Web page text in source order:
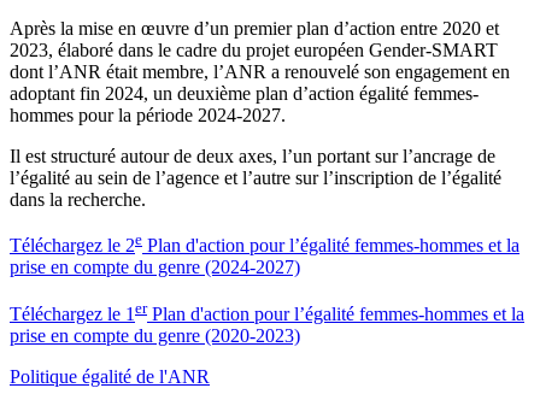
Après la mise en œuvre d’un premier plan d’action entre 2020 et
2023, élaboré dans le cadre du projet européen Gender-SMART
dont l’ANR était membre, l’ANR a renouvelé son engagement en
adoptant fin 2024, un deuxième plan d’action égalité femmes-
hommes pour la période 2024-2027.
Il est structuré autour de deux axes, l’un portant sur l’ancrage de
l’égalité au sein de l’agence et l’autre sur l’inscription de l’égalité
dans la recherche.
Téléchargez le 2e Plan d'action pour l’égalité femmes-hommes et la
prise en compte du genre (2024-2027)
Téléchargez le 1 erPlan d'action pour l’égalité femmes-hommes et la
prise en compte du genre (2020-2023)
Politique égalité de l'ANR